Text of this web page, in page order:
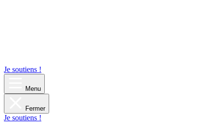
Je soutiens !
Menu
Fermer
Je soutiens !